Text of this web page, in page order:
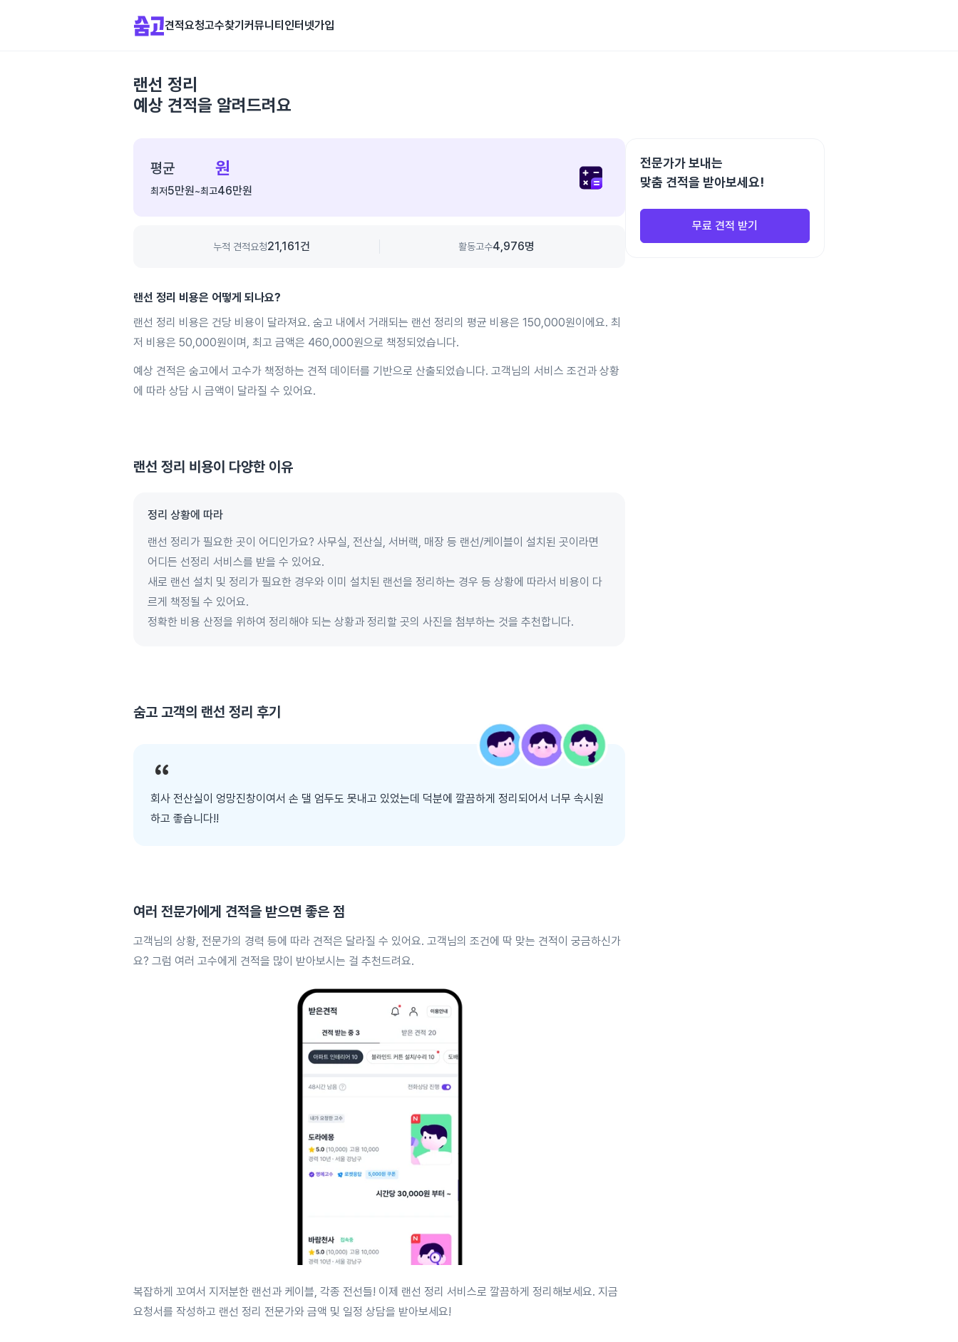
견적요청고수찾기 커뮤니티 인터넷가입
랜선 정리
예상 견적을 알려드려요
평균 원
최저5만원~최고46만원
누적 견적요청21,161건 활동고수4,976명
랜선 정리 비용은 어떻게 되나요?
랜선 정리 비용은 건당 비용이 달라져요. 숨고 내에서 거래되는 랜선 정리의 평균 비용은 150,000원이에요. 최
저 비용은 50,000원이며, 최고 금액은 460,000원으로 책정되었습니다.
예상 견적은 숨고에서 고수가 책정하는 견적 데이터를 기반으로 산출되었습니다. 고객님의 서비스 조건과 상황
에 따라 상담 시 금액이 달라질 수 있어요.
랜선 정리 비용이 다양한 이유
정리 상황에 따라
랜선 정리가 필요한 곳이 어디인가요? 사무실, 전산실, 서버랙, 매장 등 랜선/케이블이 설치된 곳이라면
어디든 선정리 서비스를 받을 수 있어요.
새로 랜선 설치 및 정리가 필요한 경우와 이미 설치된 랜선을 정리하는 경우 등 상황에 따라서 비용이 다
르게 책정될 수 있어요.
정확한 비용 산정을 위하여 정리해야 되는 상황과 정리할 곳의 사진을 첨부하는 것을 추천합니다.
숨고 고객의 랜선 정리 후기
회사 전산실이 엉망진창이여서 손 댈 엄두도 못내고 있었는데 덕분에 깔끔하게 정리되어서 너무 속시원
하고 좋습니다!!
여러 전문가에게 견적을 받으면 좋은 점
고객님의 상황, 전문가의 경력 등에 따라 견적은 달라질 수 있어요. 고객님의 조건에 딱 맞는 견적이 궁금하신가
요? 그럼 여러 고수에게 견적을 많이 받아보시는 걸 추천드려요.
복잡하게 꼬여서 지저분한 랜선과 케이블, 각종 전선들! 이제 랜선 정리 서비스로 깔끔하게 정리해보세요. 지금
요청서를 작성하고 랜선 정리 전문가와 금액 및 일정 상담을 받아보세요!
전문가가 보내는
맞춤 견적을 받아보세요!
무료 견적 받기